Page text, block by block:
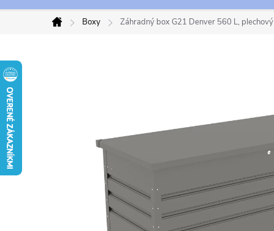
Domov
Boxy Záhradný box G21 Denver 560 L, plechový